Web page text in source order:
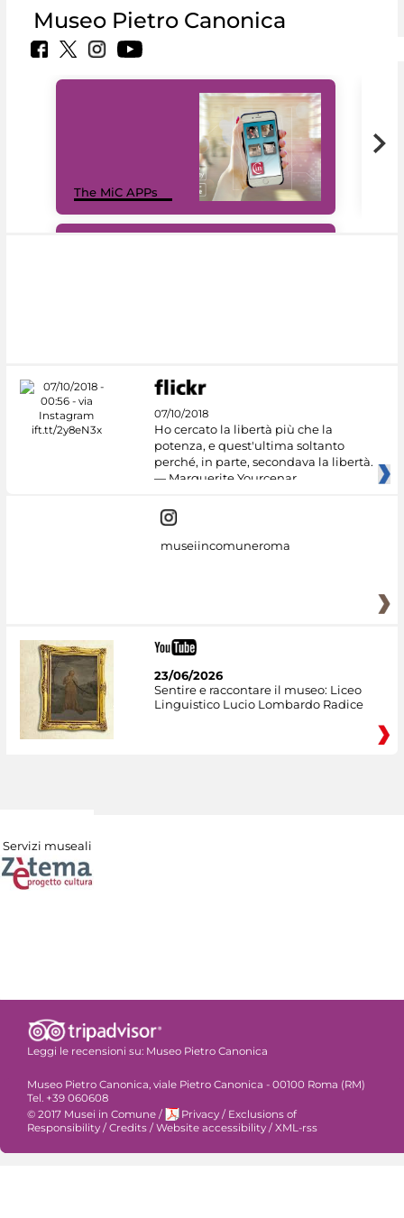
Museo Pietro Canonica
The MiC APPs
07/10/2018
Ho cercato la libertà più che la
potenza, e quest'ultima soltanto
perché, in parte, secondava la libertà.
— Marguerite Yourcenar
museiincomuneroma
23/06/2026
Sentire e raccontare il museo: Liceo
Linguistico Lucio Lombardo Radice
Servizi museali
Leggi le recensioni su: Museo Pietro Canonica
Museo Pietro Canonica, viale Pietro Canonica - 00100 Roma (RM)
Tel. +39 060608
© 2017 Musei in Comune / Privacy / Exclusions of
Responsibility / Credits / Website accessibility / XML-rss